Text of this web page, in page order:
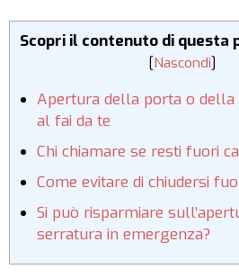
Scopri il contenuto di questa
[Nascondi]
Apertura della porta o della
al fai da te
Chi chiamare se resti fuori
Come evitare di chiudersi
Si può risparmiare
serratura in emergenza?